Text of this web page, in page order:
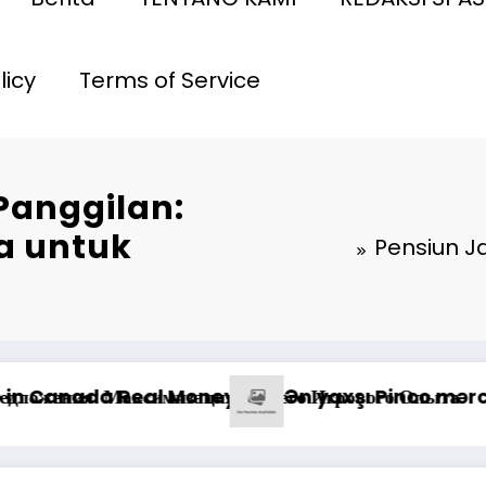
Terms of Service
untuk
Pensiun
yolları
отзывы о выводе средств на платформе казино
Pinco Online